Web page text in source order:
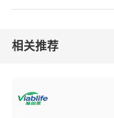
相关推荐